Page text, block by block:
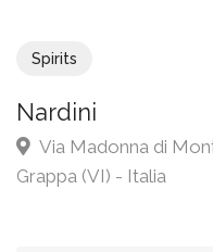
Spirits
Nardini
Via Madonna di
Grappa (VI) - Italia